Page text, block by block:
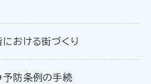
おける街づくり
予防条例の手続